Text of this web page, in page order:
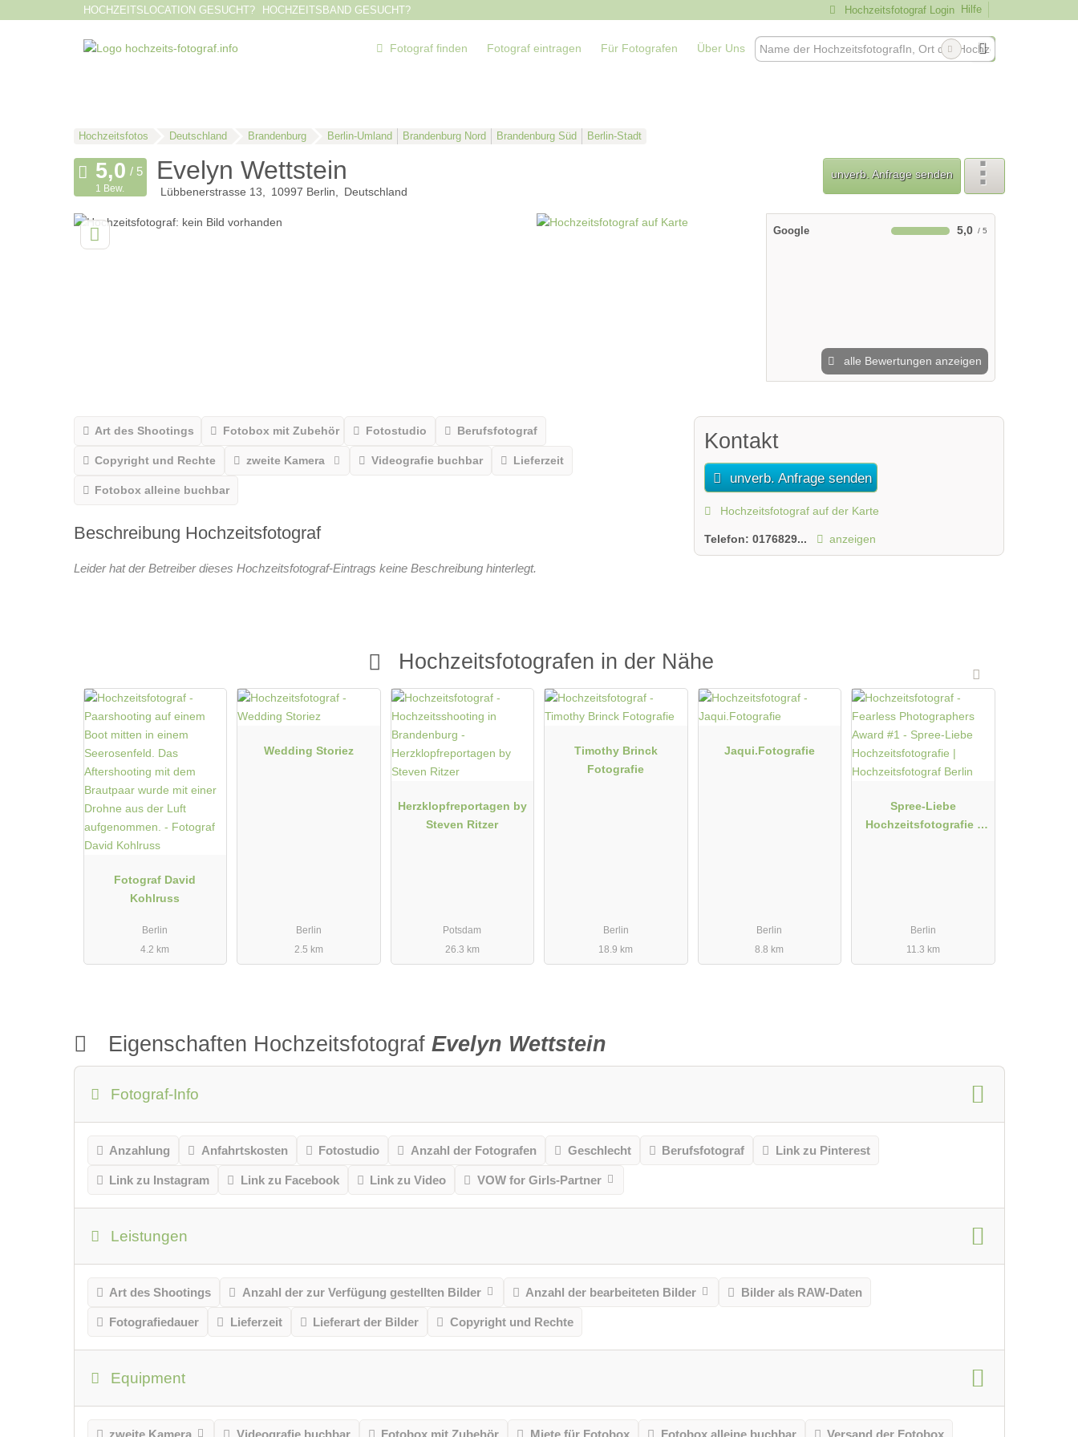
HOCHZEITSLOCATION GESUCHT? HOCHZEITSBAND GESUCHT? Hochzeitsfotograf Login Hilfe
Fotograf finden Fotograf eintragen Für Fotografen Über Uns
Hochzeitsfotos Deutschland Brandenburg Berlin-Umland Brandenburg Nord Brandenburg Süd Berlin-Stadt
Evelyn Wettstein
Lübbenerstrasse 13 10997 Berlin Deutschland
unverb. Anfrage senden
1 Bew.
Google 5,0
alle Bewertungen anzeigen
Art des Shootings Fotobox mit Zubehör Fotostudio Berufsfotograf
Copyright und Rechte zweite Kamera Videografie buchbar Lieferzeit
Fotobox alleine buchbar
Beschreibung Hochzeitsfotograf
Leider hat der Betreiber dieses Hochzeitsfotograf-Eintrags keine Beschreibung hinterlegt.
Kontakt
unverb. Anfrage senden
Hochzeitsfotograf auf der Karte
Telefon:0176829... anzeigen
Hochzeitsfotografen in der Nähe
Fotograf David
Kohlruss
Berlin
4.2 km
Wedding Storiez
Berlin
2.5 km
Herzklopfreportagen by
Steven Ritzer
Potsdam
26.3 km
Timothy Brinck
Fotografie
Berlin
18.9 km
Jaqui.Fotografie
Berlin
8.8 km
Spree-Liebe
Hochzeitsfotografie |
Berlin
11.3 km
Eigenschaften HochzeitsfotografEvelyn Wettstein
Fotograf-Info
Anzahlung Anfahrtskosten Fotostudio Anzahl der Fotografen Geschlecht Berufsfotograf Link zu Pinterest
Link zu Instagram Link zu Facebook Link zu Video VOW for Girls-Partner
Leistungen
Art des Shootings Anzahl der zur Verfügung gestellten Bilder Anzahl der bearbeiteten Bilder Bilder als RAW-Daten
Fotografiedauer Lieferzeit Lieferart der Bilder Copyright und Rechte
Equipment
zweite Kamera Videografie buchbar Fotobox mit Zubehör Miete für Fotobox Fotobox alleine buchbar Versand der Fotobox